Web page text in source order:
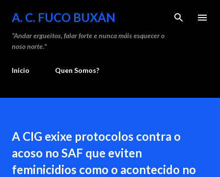
Saltar ao contido principal
A. C. FUCO BUXÁN
“Andar ergueitos, falar forte e nunca máis esquecer o
noso norte."
Inicio Quen Somos?
A CIG exixe protocolos contra o
acoso no SAF que eviten
feminicidios como o acontecido no